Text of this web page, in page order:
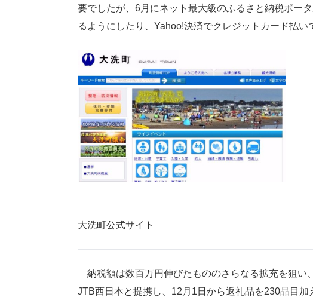
要でしたが、6月にネット最大級のふるさと納税ポー
るようにしたり、Yahoo!決済でクレジットカード払い
大洗町公式サイト
納税額は数百万円伸びたもののさらなる拡充を狙い
JTB西日本と提携し、12月1日から返礼品を230品目